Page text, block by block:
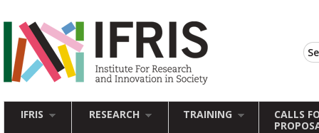
IFRIS RESEARCH TRAINING
CALLS